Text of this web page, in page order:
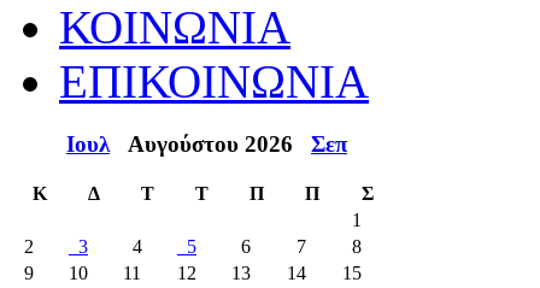
ΚΟΙΝΩΝΙΑ
ΕΠΙΚΟΙΝΩΝΙΑ
Ιουλ Αυγούστου 2026 Σεπ
Κ Δ Τ Τ Π Π
Σ
1
2
3 4 5 6 7
8
9
10 11 12 13 14
15